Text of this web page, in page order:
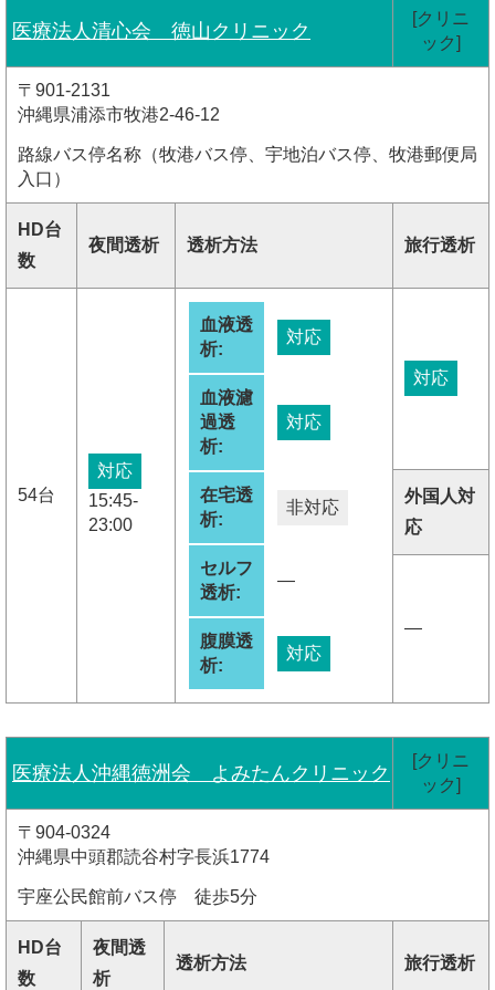
医療法人清心会 徳山クリニック
[クリニ
ック]
〒901-2131
沖縄県浦添市牧港2-46-12
路線バス停名称（牧港バス停、宇地泊バス停、牧港郵便局
入口）
HD台
数
夜間透析 透析方法 旅行透析
54台
対応
15:45-
23:00
血液透
析:
対応
血液濾
過透
析:
対応
在宅透
析:
非対応
セルフ
透析:
―
腹膜透
析:
対応
対応
外国人対
応
―
医療法人沖縄徳洲会 よみたんクリニック
[クリニ
ック]
〒904-0324
沖縄県中頭郡読谷村字長浜1774
宇座公民館前バス停 徒歩5分
HD台
数
夜間透
析
透析方法 旅行透析